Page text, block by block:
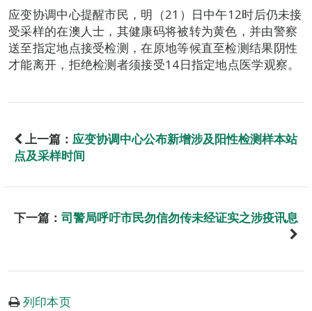
应变协调中心提醒市民，明（21）日中午12时后仍未接
受采样的在澳人士，其健康码将被转为黄色，并由警察
送至指定地点接受检测，在原地等候直至检测结果阴性
才能离开，拒绝检测者须接受14日指定地点医学观察。
上一篇： 应变协调中心公布新增涉及阳性检测样本站
点及采样时间
下一篇： 司警局呼吁市民勿信勿传未经证实之涉疫讯息
列印本页